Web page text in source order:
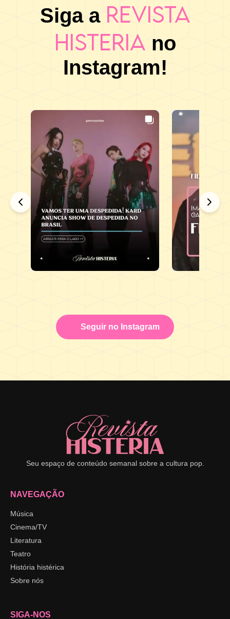
Siga a Revista
Histeria no
Instagram!
Seguir no Instagram
Seu espaço de conteúdo semanal sobre a cultura pop.
NAVEGAÇÃO
Música
Cinema/TV
Literatura
Teatro
História histérica
Sobre nós
SIGA-NOS